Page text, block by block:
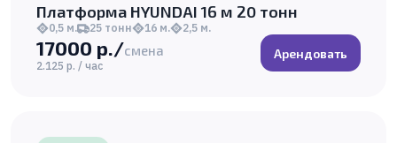
Платформа HYUNDAI 16 м 20 тонн
0,5 м. 25 тонн 16 м. 2,5 м.
17000 р./смена
2.125 р. / час
Арендовать